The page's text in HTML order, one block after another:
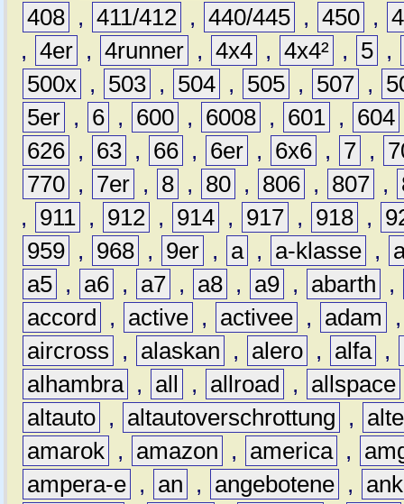
408 , 411/412 , 440/445 , 450 ,
, 4er , 4runner , 4x4 , 4x4² , 5 ,
500x , 503 , 504 , 505 , 507 ,
5er , 6 , 600 , 6008 , 601 , 604
626 , 63 , 66 , 6er , 6x6 , 7 ,
770 , 7er , 8 , 80 , 806 , 807 ,
,
911 , 912 , 914 , 917 , 918 ,
959 , 968 , 9er , a , a-klasse ,
a5 , a6 , a7 , a8 , a9 , abarth
,
accord
, active , activee , adam
aircross
, alaskan , alero , alfa ,
alhambra , all , allroad , allspace
altauto , altautoverschrottung ,
amarok , amazon , america ,
ampera-e , an , angebotene ,